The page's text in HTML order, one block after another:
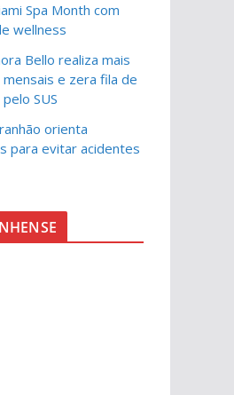
Spa Month com
wellness
Bello realiza mais
e zera fila de
SUS
orienta
para evitar acidentes